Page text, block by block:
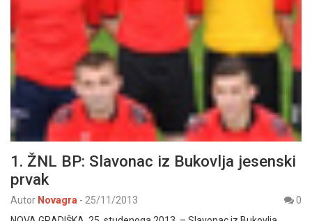
1. ŽNL BP: Slavonac iz Bukovlja jesenski
prvak
Autor Novagra - 25/11/2013
0